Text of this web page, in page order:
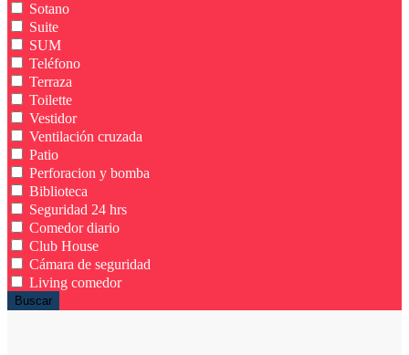
Sotano
Suite
SUM
Teléfono
Terraza
Toilette
Vestidor
Ventilación cruzada
Patio
Perforacion y bomba
Biblioteca
Seguridad 24 hrs
Comedor diario
Club House
Cámara de seguridad
Living comedor
Buscar